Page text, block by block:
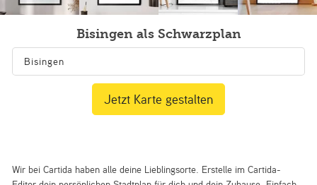
Bisingen als Schwarzplan
Wir bei Cartida haben alle deine Lieblingsorte. Erstelle im Cartida-
Jetzt Karte gestalten